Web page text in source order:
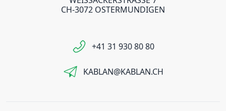
CH-3072 OSTERMUNDIGEN
+41 31 930 80 80
KABLAN@KABLAN.CH